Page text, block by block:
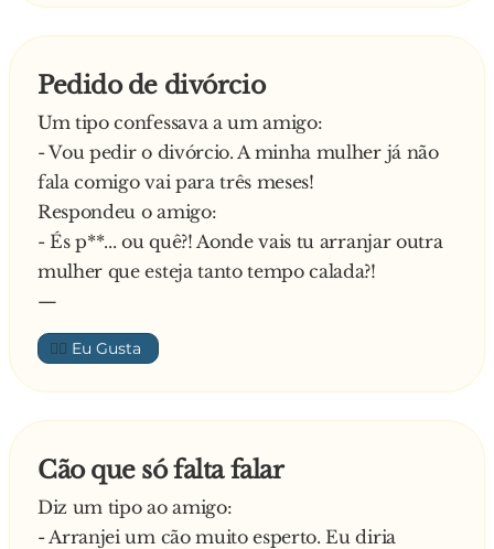
Pedido de divórcio
Um tipo confessava a um amigo:
- Vou pedir o divórcio. A minha mulher já não
fala comigo vai para três meses!
Respondeu o amigo:
- És p**... ou quê?! Aonde vais tu arranjar outra
mulher que esteja tanto tempo calada?!
—
👍🏼
Cão que só falta falar
Diz um tipo ao amigo:
- Arranjei um cão muito esperto. Eu diria